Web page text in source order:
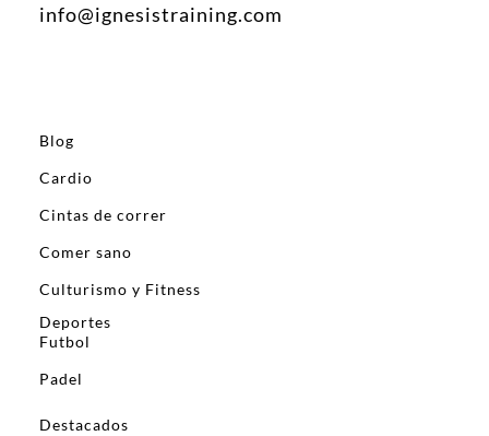
info@ignesistraining.com
Blog
Cardio
Cintas de correr
Comer sano
Culturismo y Fitness
Deportes
Futbol
Padel
Destacados